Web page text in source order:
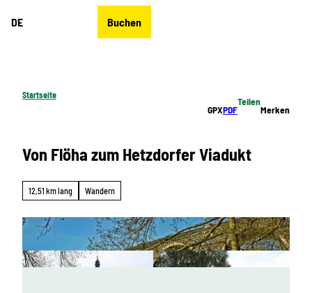
DE Buchen
Startseite
GPXPDF
Teilen
Merken
Von Flöha zum Hetzdorfer Viadukt
12,51 km lang Wandern